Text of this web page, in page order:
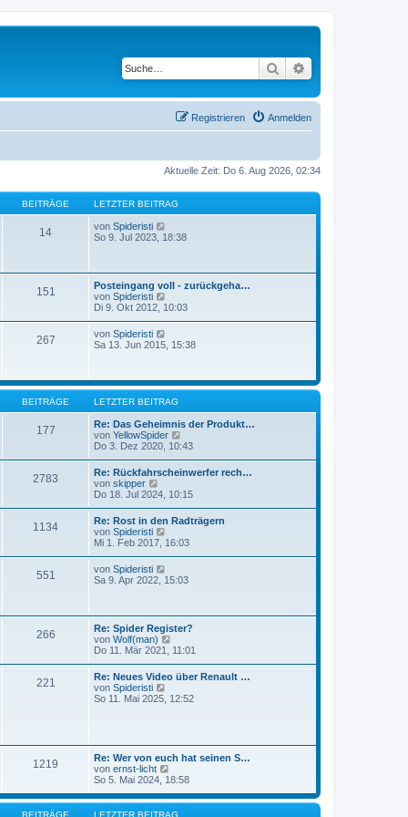
Suche
Anmelden
Registrieren
Aktuelle Zeit: Do 6. Aug 2026, 02:34
BEITRÄGE LETZTER BEITRAG
14 von Spideristi
e
e
r
B
e
t
g
So 9. Jul 2023, 18:38
151
Posteingang voll - zurückgeha…
von Spideristi
e
t
B
e
i
t
r
a
g
Di 9. Okt 2012, 10:03
267 von Spideristi
t
e
B
e
i
r
a
Sa 13. Jun 2015, 15:38
BEITRÄGE LETZTER BEITRAG
177
Re: Das Geheimnis der Produkt…
von YellowSpider
e
e
s
t
e
r
B
i
t
a
g
Do 3. Dez 2020, 10:43
2783
Re: Rückfahrscheinwerfer rech…
von skipper
e
s
t
e
r
B
e
r
a
g
Do 18. Jul 2024, 10:15
1134
Re: Rost in den Radträgern
von Spideristi
e
s
t
B
e
i
t
r
a
g
Mi 1. Feb 2017, 16:03
551 von Spideristi
e
t
e
r
B
e
i
Sa 9. Apr 2022, 15:03
266
Re: Spider Register?
von Wolf(man)
e
e
s
t
e
i
t
a
g
Do 11. Mär 2021, 11:01
221
Re: Neues Video über Renault …
von Spideristi
e
r
B
e
i
t
So 11. Mai 2025, 12:52
1219
Re: Wer von euch hat seinen S…
von ernst-licht
e
e
s
So 5. Mai 2024, 18:58
BEITRÄGE LETZTER BEITRAG